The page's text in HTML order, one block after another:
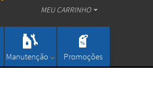
/daytonamotos
MEU CARRINHO
Manutenção Promoções